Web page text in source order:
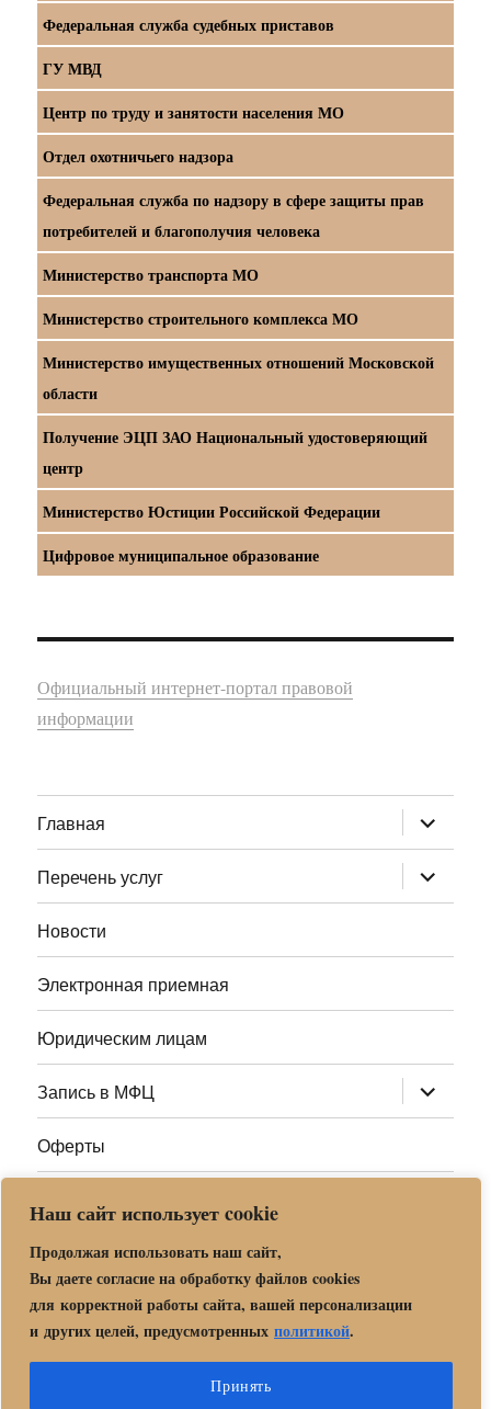
Наш сайт использует cookie
Продолжая использовать наш сайт,
Вы даете согласие на обработку файлов cookies
для корректной работы сайта, вашей персонализации
и других целей, предусмотренных политикой.
Принять
Федеральная служба судебных приставов
ГУ МВД
Центр по труду и занятости населения МО
Отдел охотничьего надзора
Федеральная служба по надзору в сфере защиты прав
потребителей и благополучия человека
Министерство транспорта МО
Министерство строительного комплекса МО
Министерство имущественных отношений Московской
области
Получение ЭЦП ЗАО Национальный удостоверяющий
центр
Министерство Юстиции Российской Федерации
Цифровое муниципальное образование
Официальный интернет-портал правовой
информации
Главная раскрыть
дочернее
меню
Перечень услуг
раскрыть
дочернее
меню
Новости
Электронная приемная
Юридическим лицам
Запись в МФЦ раскрыть
дочернее
меню
Оферты
Адреса МФЦ МО
Центр государственных и муниципальных услуг «Мои
документы» в г. о. Орехово-Зуево
Политика обработки и защиты персональных данных в «МБУ
МФЦ Орехово-Зуевского городского округа Московской области»